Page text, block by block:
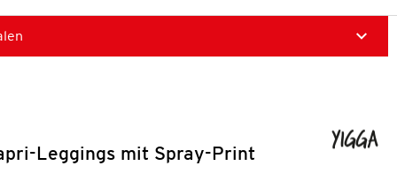
Leggings mit Spray-Print